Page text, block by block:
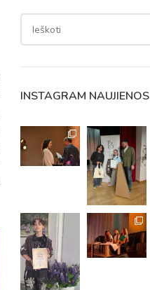
INSTAGRAM NAUJIENOS